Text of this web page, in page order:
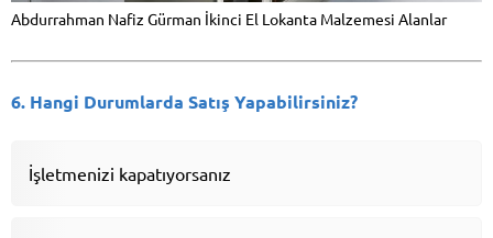
Abdurrahman Nafiz Gürman İkinci El Lokanta Malzemesi Alanlar
6. Hangi Durumlarda Satış Yapabilirsiniz?
İşletmenizi kapatıyorsanız